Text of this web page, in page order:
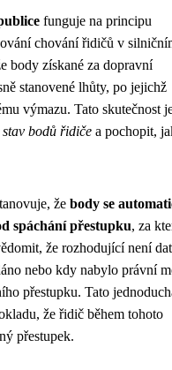
funguje na principu
chování řidičů v
body získané za dopravní
stanovené lhůty, po jejichž
výmazu. Tato skutečnost
bodů řidiče a pochopit,
že body se
spáchání přestupku, za
že rozhodující není
nebo kdy nabylo právní
přestupku. Tato
že řidič během tohoto
přestupek.